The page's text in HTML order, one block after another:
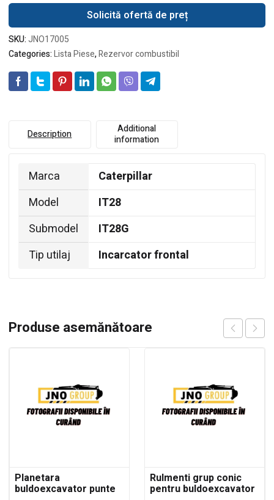
Solicită ofertă de preț
SKU:JNO17005
Categories:Lista Piese,Rezervor combustibil
Description
Additional
information
Marca
Caterpillar
Model
IT28
Submodel
IT28G
Tip utilaj
Incarcator frontal
Produse asemănătoare
Planetara
buldoexcavator punte
Rulmenti grup conic
pentru buldoexcavator